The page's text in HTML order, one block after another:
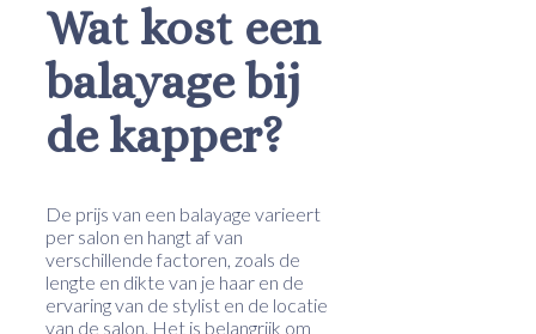
Wat kost een
balayage bij
de kapper?
De prijs van een balayage varieert
per salon en hangt af van
verschillende factoren, zoals de
lengte en dikte van je haar en de
ervaring van de stylist en de locatie
van de salon. Het is belangrijk om